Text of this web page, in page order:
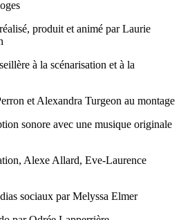
produit et animé par Laurie
à la scénarisation et à la
et Alexandra Turgeon au montage
sonore avec une musique originale
Alexe Allard, Eve-Laurence
sociaux par Melyssa Elmer